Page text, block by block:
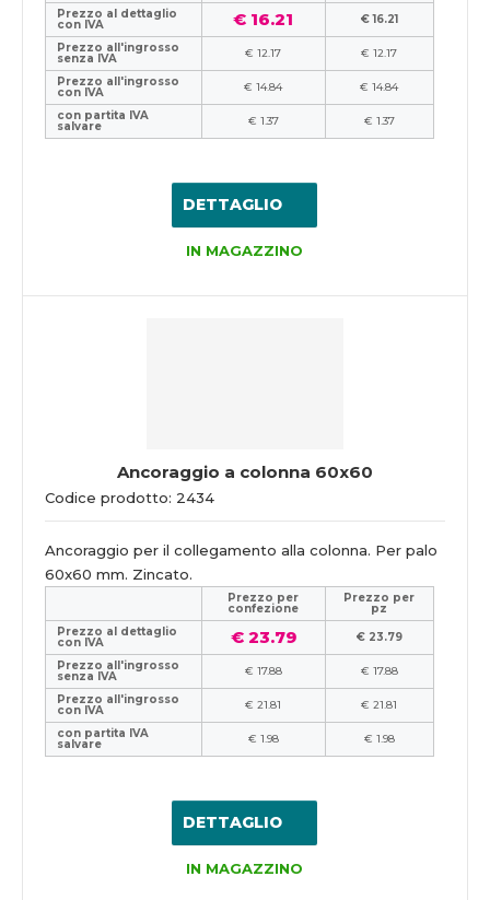
Prezzo al dettaglio
con IVA € 16.21
€ 16.21
Prezzo all'ingrosso
senza IVA € 12.17
€ 12.17
Prezzo all'ingrosso
con IVA € 14.84
€ 14.84
con partita IVA
salvare € 1.37 € 1.37
DETTAGLIO
IN MAGAZZINO
Ancoraggio a colonna 60x60
Codice prodotto: 2434
Ancoraggio per il collegamento alla colonna. Per palo
60x60 mm. Zincato.
Prezzo per
confezione
Prezzo per
pz
Prezzo al dettaglio
con IVA € 23.79
€ 23.79
Prezzo all'ingrosso
senza IVA € 17.88
€ 17.88
Prezzo all'ingrosso
con IVA € 21.81
€ 21.81
con partita IVA
salvare € 1.98 € 1.98
DETTAGLIO
IN MAGAZZINO